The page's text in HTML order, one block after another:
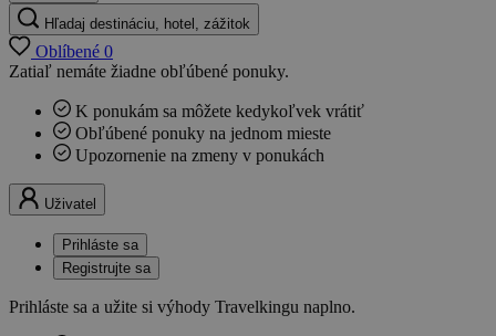
Hľadaj destináciu, hotel, zážitok
Oblíbené 0
Zatiaľ nemáte žiadne obľúbené ponuky.
K ponukám sa môžete kedykoľvek vrátiť
Obľúbené ponuky na jednom mieste
Upozornenie na zmeny v ponukách
Uživatel
Prihláste sa
Registrujte sa
Prihláste sa a užite si výhody Travelkingu naplno.